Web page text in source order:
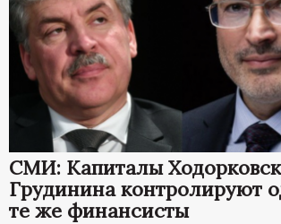
СМИ: Капиталы
Грудинина контролируют
те же финансисты